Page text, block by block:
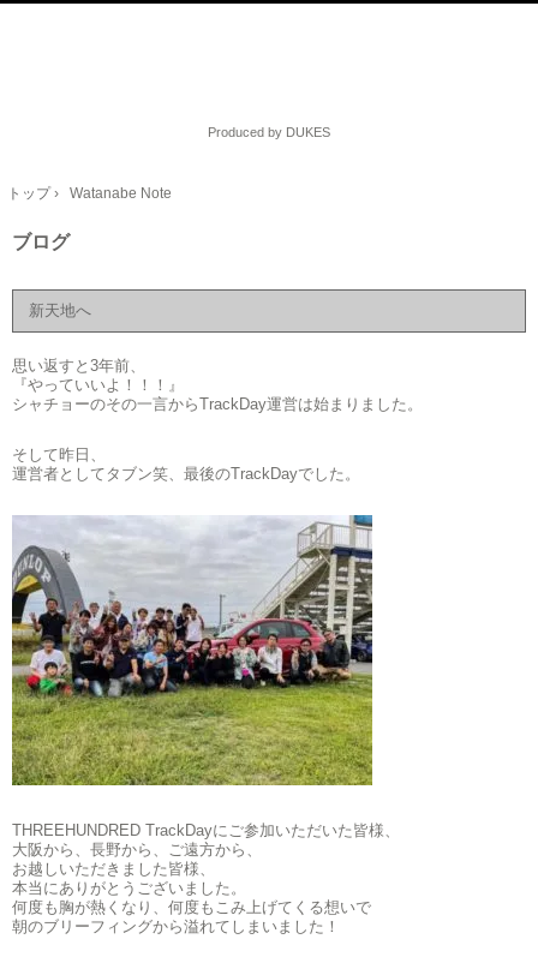
Produced by DUKES
トップ› Watanabe Note
ブログ
新天地へ
思い返すと3年前、
『やっていいよ！！！』
シャチョーのその一言からTrackDay運営は始まりました。
そして昨日、
運営者としてタブン笑、最後のTrackDayでした。
THREEHUNDRED TrackDayにご参加いただいた皆様、
大阪から、長野から、ご遠方から、
お越しいただきました皆様、
本当にありがとうございました。
何度も胸が熱くなり、何度もこみ上げてくる想いで
朝のブリーフィングから溢れてしまいました！